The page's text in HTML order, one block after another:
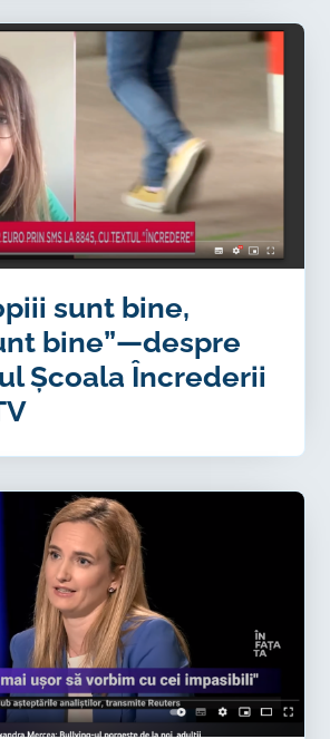
sunt bine,
bine”—despre
Școala Încrederii